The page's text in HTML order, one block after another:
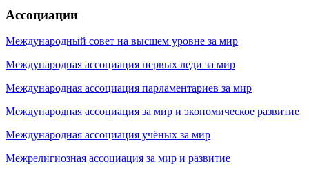
Ассоциации
Международный совет на высшем уровне за мир
Международная ассоциация первых леди за мир
Международная ассоциация парламентариев за мир
Международная ассоциация за мир и экономическое развитие
Международная ассоциация учёных за мир
Межрелигиозная ассоциация за мир и развитие